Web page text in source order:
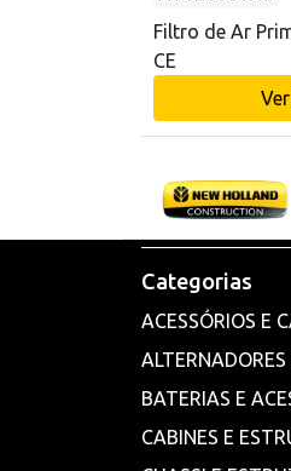
Filtro de Ar
CE
Categorias
ACESSÓRIOS E
BATERIAS E
CABINES E